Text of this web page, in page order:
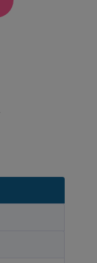
vláken
a malé
zaručují